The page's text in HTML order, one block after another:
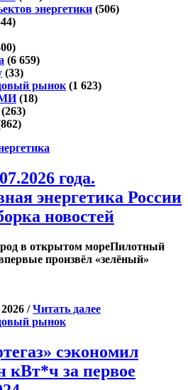
энергетики (506)
(6 659)
(33)
рынок(1 623)
(18)
(263)
года.
энергетика России
новостей
в открытом мореПилотный
произвёл «зелёный»
/Читать далее
рынок
сэкономил
кВт*ч за первое